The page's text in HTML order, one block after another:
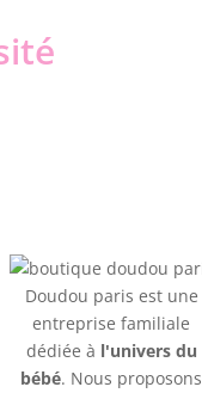
Doudou paris est une
entreprise familiale
dédiée à l'univers du
bébé. Nous proposons